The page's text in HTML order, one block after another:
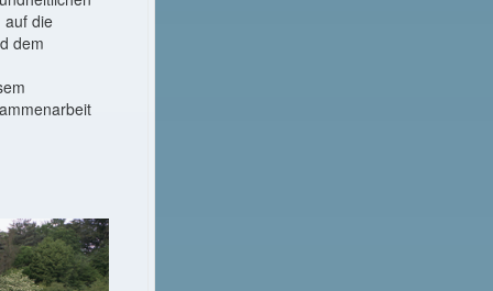
auf die
dem